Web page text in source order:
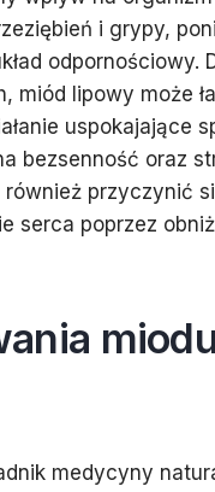
i grypy,
odpornościowy.
miód lipowy może
uspokajające
bezsenność oraz
przyczynić
serca poprzez
medycyny